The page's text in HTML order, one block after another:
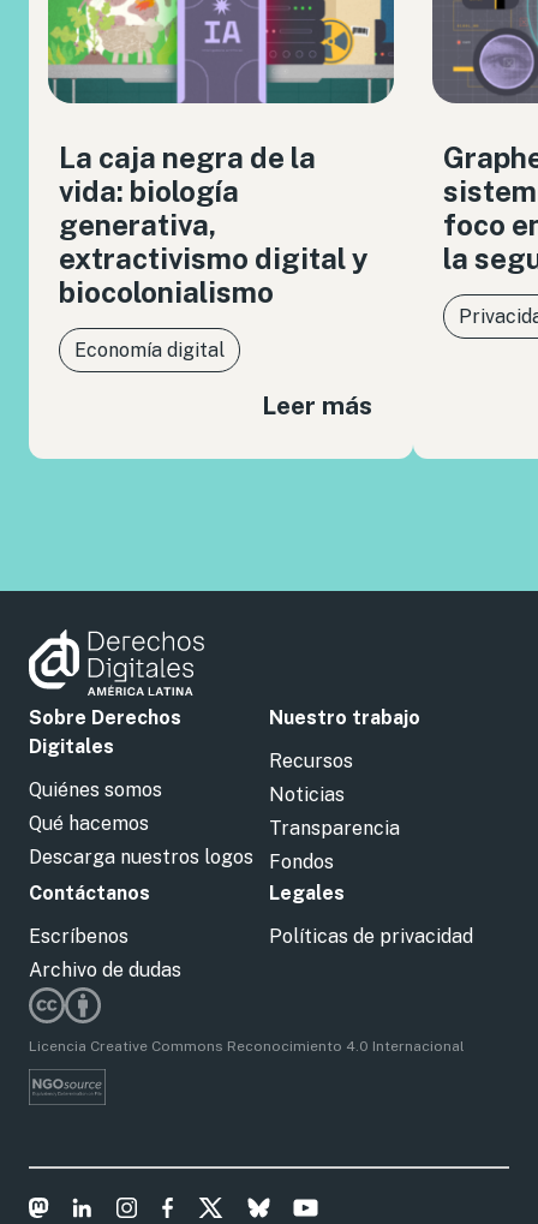
La caja negra de la
vida: biología
generativa,
extractivismo digital y
biocolonialismo
Economía digital
Leer más
foco
la
Sobre Derechos
Digitales
Quiénes somos
Qué hacemos
Descarga nuestros logos
Nuestro trabajo
Recursos
Noticias
Transparencia
Fondos
Contáctanos
Escríbenos
Archivo de dudas
Legales
Políticas de privacidad
Licencia Creative Commons Reconocimiento 4.0 Internacional